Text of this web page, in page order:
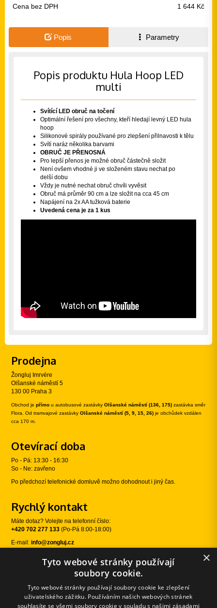
Cena bez DPH 1 644 Kč
Popis Parametry
Popis produktu Hula Hoop LED
multi
Svítící LED obruč na točení
Optimální řešení pro všechny, kteří hledají levný LED hula
hoop
Silikonové spirály používané pro zlepšení přilnavosti k tělu
Svítí naráz několika barvami
OBRUČ JE PŘENOSNÁ
Pro lepší přenos je možné obruč částečně složit
Není ovšem vhodné ji ve složeném stavu nechat po
delší dobu
Vždy je nutné nechat obruč chvíli vyvěsit
Obruč má průměr 90 cm a lze složit na cca 45 cm
Napájení na 2x AA tužková baterie
Uvedená cena je za 1 kus
Prodejna
Žongluj Imrvére
Olšanské náměstí 5
130 00 Praha 3
Obchod je přímo u autobusové zastávky Olšanské náměstí (136, 175) zastávka směr
Flora. Od tramvajové zastávky Olšanské náměstí (5, 9, 15, 26) je obchůdek vzdálen
cca 170 m.
Otevírací doba
Po - Pá: 13:30 - 16:30
So - Ne: zavřeno
Po předchozí telefonické domluvě možno dohodnout i jiný čas.
Rychlý kontakt
Máte dotaz? Volejte na telefonní číslo:
+420 702 277 133 (Po-Pá 8:00-18:00)
E-mail: info@zongluj.cz
Sledujte nás
×
Tyto webové stránky používají
soubory cookie.
Tyto webové stránky používají soubory cookie ke zlepšení
uživatelského zážitku. Používáním našich webových stránek
souhlasíte se všemi soubory cookie v souladu s našimi zásadami